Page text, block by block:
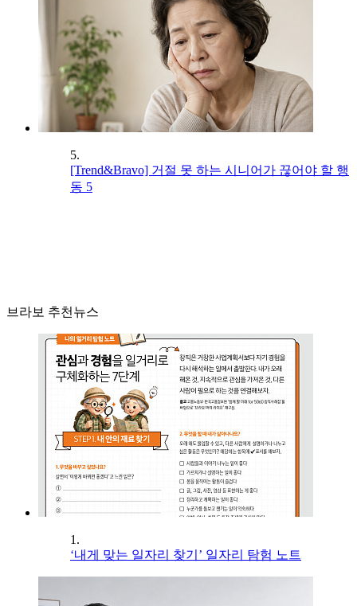
5.
[Trend&Bravo] 거절 못 하는 시니어가 끊어야 할 행
동 5
브라보 추천뉴스
1.
‘내게 맞는 일자리 찾기’ 일자리 탐험 노트